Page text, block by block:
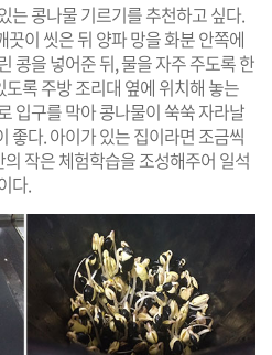
는 콩나물 기르기를 추천하고 싶다.
이 씻은 뒤 양파 망을 화분 안쪽에
콩을 넣어준 뒤, 물을 자주 주도록 한
록 주방 조리대 옆에 위치해 놓는
입구를 막아 콩나물이 쑥쑥 자라날
좋다. 아이가 있는 집이라면 조금씩
작은 체험학습을 조성해주어 일석
다.